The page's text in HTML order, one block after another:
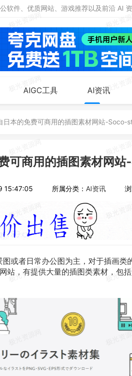
件、优质网站、游戏推荐以及前沿 AI 资
AIGC工具 AI资讯
日本的免费可商用的插图素材网站-Soco-
可商用的插图素材网
15:47:05 所属分类： AI资讯
图或者日常办公图为主， 对于插画类
站，有提供大量的插图类素材， 包括